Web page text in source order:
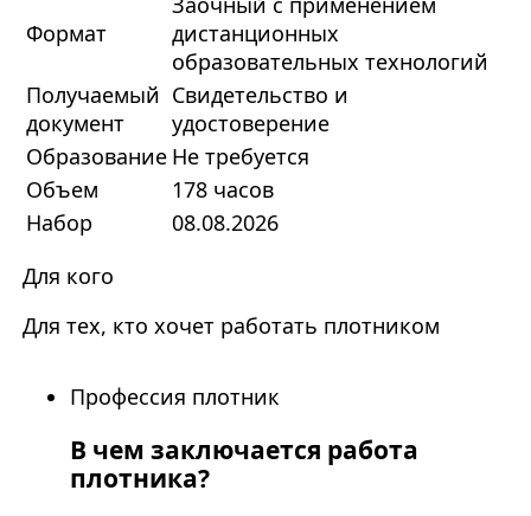
Формат
дистанционных
образовательных технологий
Получаемый
документ
Свидетельство и
удостоверение
Образование Не требуется
Объем
178 часов
Набор
08.08.2026
Для кого
Для тех, кто хочет работать плотником
Профессия плотник
В чем заключается работа
плотника?